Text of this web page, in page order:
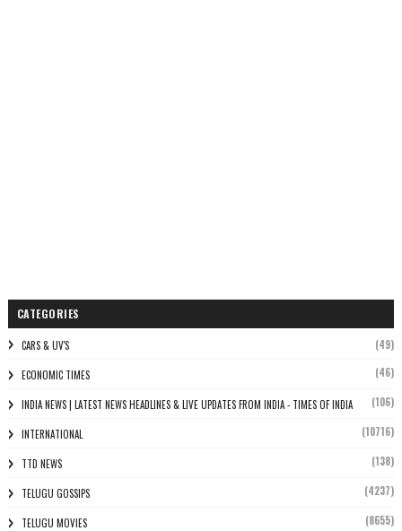
CATEGORIES
CARS & UV'S (49)
ECONOMIC TIMES (46)
INDIA NEWS | LATEST NEWS HEADLINES & LIVE UPDATES FROM INDIA - TIMES OF INDIA (106)
INTERNATIONAL (10716)
TTD NEWS (138)
TELUGU GOSSIPS (4237)
TELUGU MOVIES (8655)